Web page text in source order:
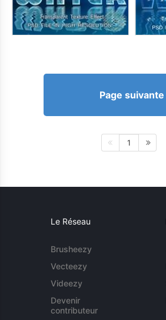
Page suivante
1
Le Réseau
Brusheezy
Vecteezy
Videezy
Devenir
contributeur